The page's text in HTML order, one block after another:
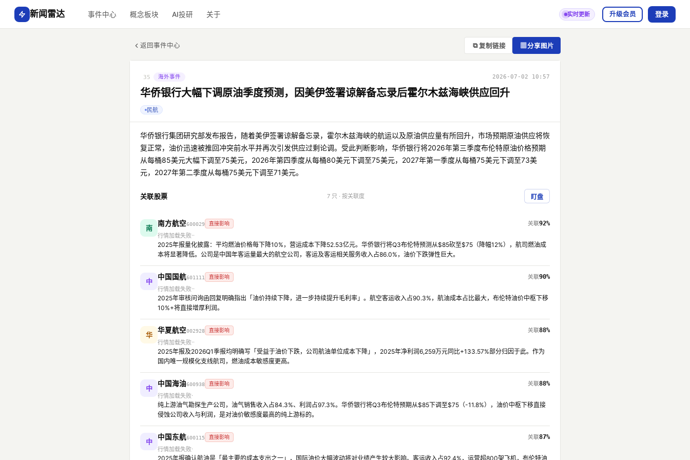
新闻雷达 事件中心 概念板块 AI投研 关于 实时更新 升级会员 登录
返回事件中心 ⧉ 复制链接 ▦分享图片
35 海外事件 2026-07-02 10:57
华侨银行大幅下调原油季度预测，因美伊签署谅解备忘录后霍尔木兹海峡供应回升
民航
华侨银行集团研究部发布报告，随着美伊签署谅解备忘录，霍尔木兹海峡的航运以及原油供应量有所回升，市场预期原油供应将恢
复正常，油价迅速被推回冲突前水平并再次引发供应过剩论调。受此判断影响，华侨银行将2026年第三季度布伦特原油价格预期
从每桶85美元大幅下调至75美元，2026年第四季度从每桶80美元下调至75美元，2027年第一季度从每桶75美元下调至73美
元，2027年第二季度从每桶75美元下调至71美元。
关联股票 7 只 · 按关联度 盯盘
南
南方航空600029 直接影响
92%
行情加载失败
2025年报量化披露：平均燃油价格每下降10%，营运成本下降52.53亿元。华侨银行将Q3布伦特预测从$85砍至$75（降幅12%），航司燃油成
本将显著降低。公司是中国年客运量最大的航空公司，客运及客运相关服务收入占86.0%，油价下跌弹性巨大。
中
中国国航601111 直接影响
90%
行情加载失败
2025年审核问询函回复明确指出「油价持续下降，进一步持续提升毛利率」。航空客运收入占90.3%，航油成本占比最大，布伦特油价中枢下移
10%+将直接增厚利润。
华
华夏航空002928 直接影响
88%
行情加载失败
2025年报及2026Q1季报均明确写「受益于油价下跌，公司航油单位成本下降」，2025年净利润6,259万元同比+133.57%部分归因于此。作为
国内唯一规模化支线航司，燃油成本敏感度更高。
中
中国海油600938 直接影响
88%
行情加载失败
纯上游油气勘探生产公司，油气销售收入占84.3%、利润占97.3%。华侨银行将Q3布伦特预期从$85下调至$75（-11.8%），油价中枢下移直接
侵蚀公司收入与利润，是对油价敏感度最高的纯上游标的。
中
中国东航600115 直接影响
87%
行情加载失败
2025年报确认航油是「最主要的成本支出之一」，国际油价大幅波动将对业绩产生较大影响。客运收入占92.4%，运营超800架飞机，布伦特油